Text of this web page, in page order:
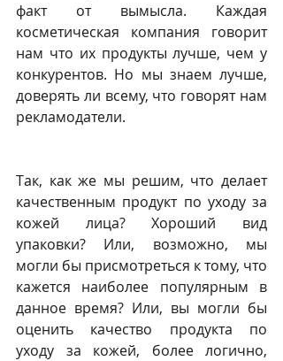
факт от вымысла. Каждая
косметическая компания говорит
нам что их продукты лучше, чем у
конкурентов. Но мы знаем лучше,
доверять ли всему, что говорят нам
рекламодатели.
Так, как же мы решим, что делает
качественным продукт по уходу за
кожей лица? Хороший вид
упаковки? Или, возможно, мы
могли бы присмотреться к тому, что
кажется наиболее популярным в
данное время? Или, вы могли бы
оценить качество продукта по
уходу за кожей, более логично,